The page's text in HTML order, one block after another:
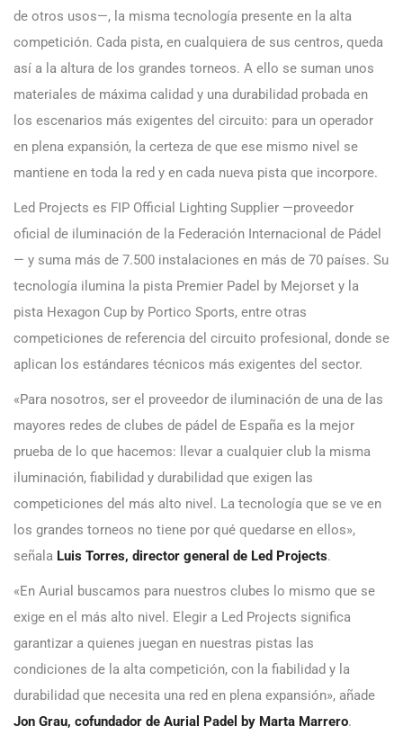
de otros usos—, la misma tecnología presente en la alta
competición. Cada pista, en cualquiera de sus centros, queda
así a la altura de los grandes torneos. A ello se suman unos
materiales de máxima calidad y una durabilidad probada en
los escenarios más exigentes del circuito: para un operador
en plena expansión, la certeza de que ese mismo nivel se
mantiene en toda la red y en cada nueva pista que incorpore.
Led Projects es FIP Official Lighting Supplier —proveedor
oficial de iluminación de la Federación Internacional de Pádel
— y suma más de 7.500 instalaciones en más de 70 países. Su
tecnología ilumina la pista Premier Padel by Mejorset y la
pista Hexagon Cup by Portico Sports, entre otras
competiciones de referencia del circuito profesional, donde se
aplican los estándares técnicos más exigentes del sector.
«Para nosotros, ser el proveedor de iluminación de una de las
mayores redes de clubes de pádel de España es la mejor
prueba de lo que hacemos: llevar a cualquier club la misma
iluminación, fiabilidad y durabilidad que exigen las
competiciones del más alto nivel. La tecnología que se ve en
los grandes torneos no tiene por qué quedarse en ellos»,
señala Luis Torres, director general de Led Projects.
«En Aurial buscamos para nuestros clubes lo mismo que se
exige en el más alto nivel. Elegir a Led Projects significa
garantizar a quienes juegan en nuestras pistas las
condiciones de la alta competición, con la fiabilidad y la
durabilidad que necesita una red en plena expansión», añade
Jon Grau, cofundador de Aurial Padel by Marta Marrero.